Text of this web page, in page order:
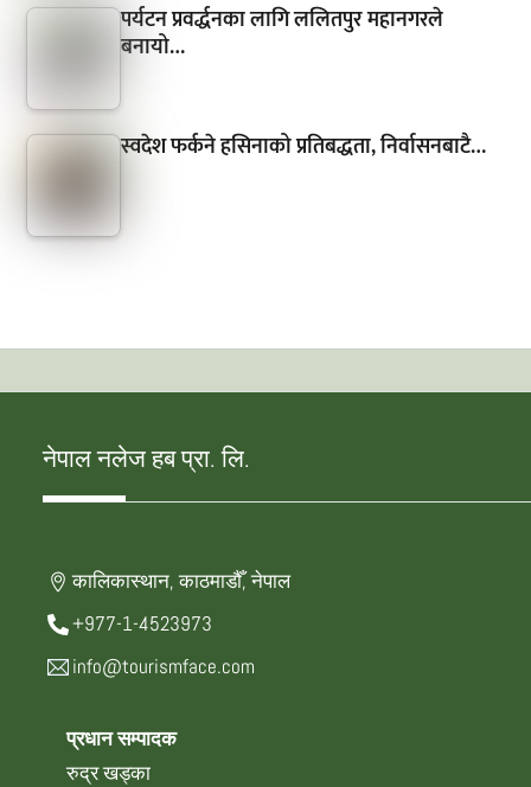
पर्यटन प्रवर्द्धनका लागि ललितपुर महानगरले
बनायो…
स्वदेश फर्कने हसिनाको प्रतिबद्धता, निर्वासनबाटै…
नेपाल नलेज हब प्रा. लि.
कालिकास्थान, काठमाडौँ, नेपाल
+977-1-4523973
info@tourismface.com
प्रधान सम्पादक
रुद्र खड्का